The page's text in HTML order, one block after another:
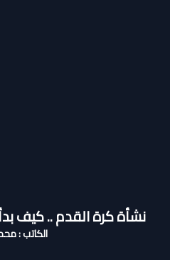
نشأة كرة القدم .. كيف
الكاتب :